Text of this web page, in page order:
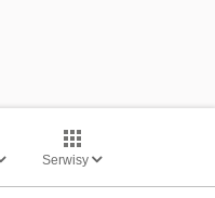
Serwisy